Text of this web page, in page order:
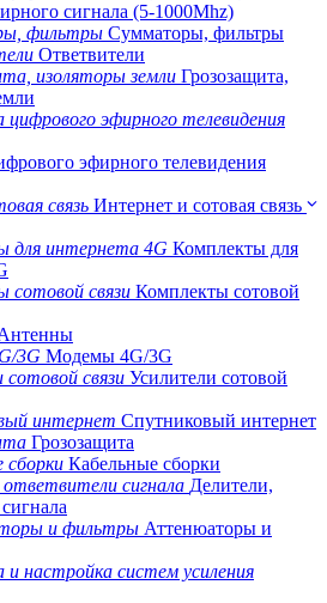
сигнала (5-1000Mhz)
Сумматоры, фильтры
Ответвители
Грозозащита,
эфирного телевидения
Интернет и сотовая связь
Комплекты для
Комплекты сотовой
Модемы 4G/3G
Усилители сотовой
Спутниковый интернет
Грозозащита
Кабельные сборки
Делители,
Аттенюаторы и